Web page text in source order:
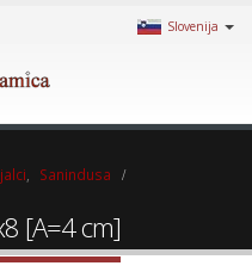
Slovenija
Sanindusa
[A=4 cm]